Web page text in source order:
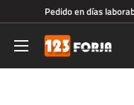
directamente
contenido
Pedido en días
123forja.es